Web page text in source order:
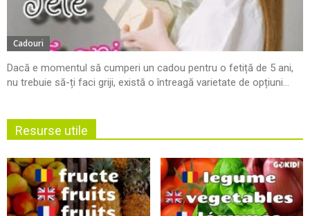
Cadouri
Dacă e momentul să cumperi un cadou pentru o fetiță de 5 ani,
nu trebuie să-ți faci griji, există o întreagă varietate de opțiuni...
Resurse utile